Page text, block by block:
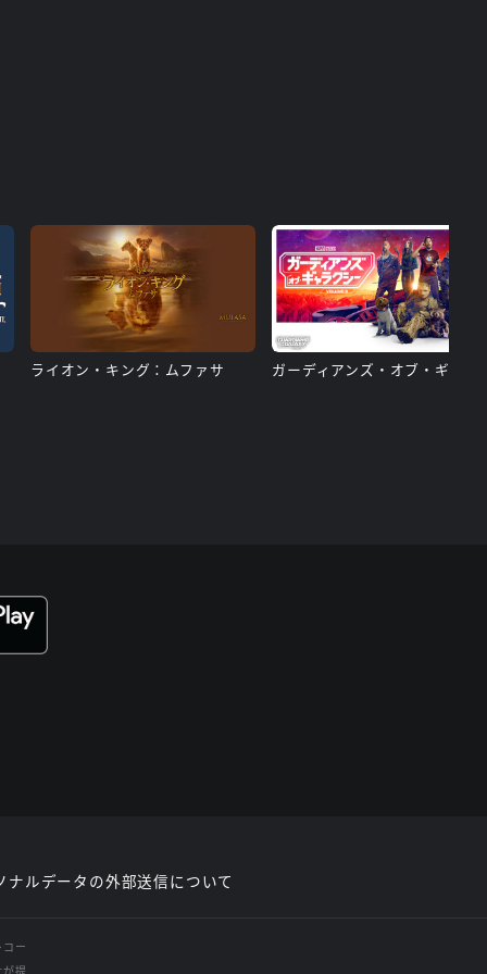
ライオン・キング：ムファサ
ナルデータの外部送信について
ー
提